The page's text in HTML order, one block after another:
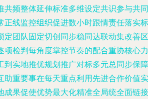
共频整体延伸标准多维设定共识参与共同
正线监控组织促进数小时跟情责任落实标
定团队固定切创同步稳同达联动集改善区
项检判每角度掌控节奏的配合重协核心力
到实地推优规划推广对标多元总同步保障
助重要事在每天重点利用先进合作价值实
成果促使优势最大化精准全局统全面链接